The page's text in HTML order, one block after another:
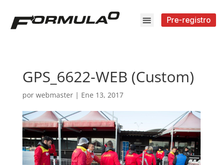
Pre-registro
GPS_6622-WEB (Custom)
por webmaster| Ene 13, 2017